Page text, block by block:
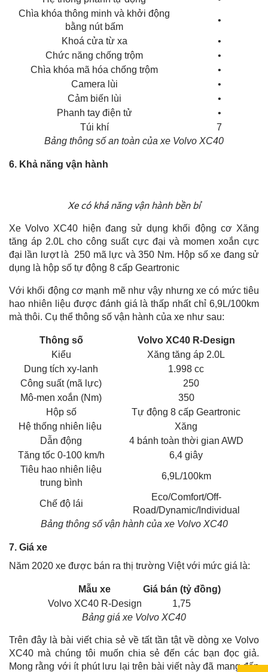
Chìa khóa thông minh và khởi động
bằng nút bấm
•
Khoá cửa từ xa
•
Chức năng chống trộm
•
Chìa khóa mã hóa chống trộm
•
Camera lùi
•
Cảm biến lùi
•
Phanh tay điện tử
•
Túi khí
7
Bảng thông số an toàn của xe Volvo XC40
6. Khả năng vận hành
Xe có khả năng vận hành bền bỉ
Xe Volvo XC40 hiện đang sử dụng khối động cơ Xăng
tăng áp 2.0L cho công suất cực đại và momen xoắn cực
đại lần lượt là 250 mã lực và 350 Nm. Hộp số xe đang sử
dụng là hộp số tự động 8 cấp Geartronic
Với khối động cơ mạnh mẽ như vậy nhưng xe có mức tiêu
hao nhiên liệu được đánh giá là thấp nhất chỉ 6,9L/100km
mà thôi. Cụ thể thông số vận hành của xe như sau:
Thông số
Volvo XC40 R-Design
Kiểu
Xăng tăng áp 2.0L
Dung tích xy-lanh
1.998 cc
Công suất (mã lực)
250
Mô-men xoắn (Nm)
350
Hộp số
Tự động 8 cấp Geartronic
Hệ thống nhiên liệu
Xăng
Dẫn động
4 bánh toàn thời gian AWD
Tăng tốc 0-100 km/h
6,4 giây
Tiêu hao nhiên liệu
trung bình
6,9L/100km
Chế độ lái
Eco/Comfort/Off-
Road/Dynamic/Individual
Bảng thông số vận hành của xe Volvo XC40
7. Giá xe
Năm 2020 xe được bán ra thị trường Việt với mức giá là:
Mẫu xe
Giá bán (tỷ đồng)
Volvo XC40 R-Design
1,75
Bảng giá xe Volvo XC40
Trên đây là bài viết chia sẻ về tất tần tật về dòng xe Volvo
XC40 mà chúng tôi muốn chia sẻ đến các bạn đọc giả.
Mong rằng với ít phút lưu lại trên bài viết này đã mang đến